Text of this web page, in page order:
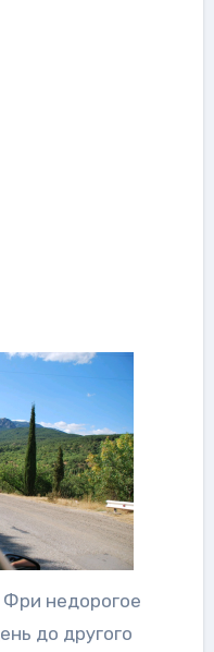
Фри недорогое
до другого